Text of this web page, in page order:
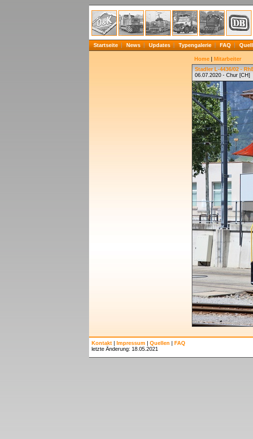
Startseite News Updates Typengalerie FAQ
Home | Mitarbeiter
Stadler L-4436/02 -
06.07.2020 - Chur [CH]
Kontakt | Impressum | Quellen | FAQ
letzte Änderung: 18.05.2021